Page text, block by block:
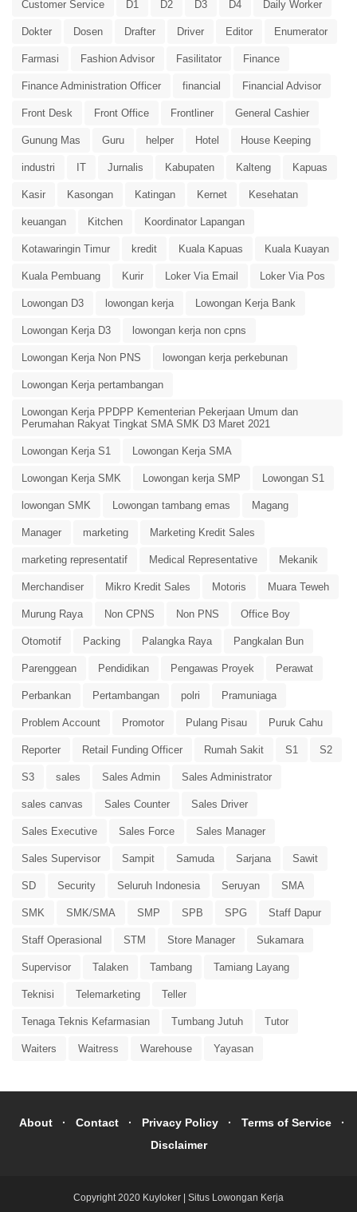
Customer Service D1 D2 D3 D4 Daily Worker
Dokter Dosen Drafter Driver Editor Enumerator
Farmasi Fashion Advisor Fasilitator Finance
Finance Administration Officer financial Financial Advisor
Front Desk Front Office Frontliner General Cashier
Gunung Mas Guru helper Hotel House Keeping
industri IT Jurnalis Kabupaten Kalteng Kapuas
Kasir Kasongan Katingan Kernet Kesehatan
keuangan Kitchen Koordinator Lapangan
Kotawaringin Timur kredit Kuala Kapuas Kuala Kuayan
Kuala Pembuang Kurir Loker Via Email Loker Via Pos
Lowongan D3 lowongan kerja Lowongan Kerja Bank
Lowongan Kerja D3 lowongan kerja non cpns
Lowongan Kerja Non PNS lowongan kerja perkebunan
Lowongan Kerja pertambangan
Lowongan Kerja PPDPP Kementerian Pekerjaan Umum dan
Perumahan Rakyat Tingkat SMA SMK D3 Maret 2021
Lowongan Kerja S1 Lowongan Kerja SMA
Lowongan Kerja SMK Lowongan kerja SMP Lowongan S1
lowongan SMK Lowongan tambang emas Magang
Manager marketing Marketing Kredit Sales
marketing representatif Medical Representative Mekanik
Merchandiser Mikro Kredit Sales Motoris Muara Teweh
Murung Raya Non CPNS Non PNS Office Boy
Otomotif Packing Palangka Raya Pangkalan Bun
Parenggean Pendidikan Pengawas Proyek Perawat
Perbankan Pertambangan polri Pramuniaga
Problem Account Promotor Pulang Pisau Puruk Cahu
Reporter Retail Funding Officer Rumah Sakit S1 S2
S3 sales Sales Admin Sales Administrator
sales canvas Sales Counter Sales Driver
Sales Executive Sales Force Sales Manager
Sales Supervisor Sampit Samuda Sarjana Sawit
SD Security Seluruh Indonesia Seruyan SMA
SMK SMK/SMA SMP SPB SPG Staff Dapur
Staff Operasional STM Store Manager Sukamara
Supervisor Talaken Tambang Tamiang Layang
Teknisi Telemarketing Teller
Tenaga Teknis Kefarmasian Tumbang Jutuh Tutor
Waiters Waitress Warehouse Yayasan
About Contact Privacy Policy
Terms of Service
Disclaimer
Copyright 2020 Kuyloker | Situs Lowongan Kerja